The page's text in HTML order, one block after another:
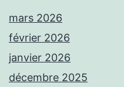
mars 2026
février 2026
janvier 2026
décembre 2025